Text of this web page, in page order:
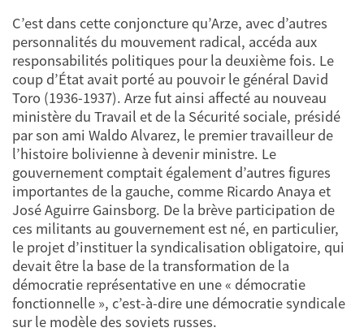
C’est dans cette conjoncture qu’Arze, avec d’autres
personnalités du mouvement radical, accéda aux
responsabilités politiques pour la deuxième fois. Le
coup d’État avait porté au pouvoir le général David
Toro (1936-1937). Arze fut ainsi affecté au nouveau
ministère du Travail et de la Sécurité sociale, présidé
par son ami Waldo Alvarez, le premier travailleur de
l’histoire bolivienne à devenir ministre. Le
gouvernement comptait également d’autres figures
importantes de la gauche, comme Ricardo Anaya et
José Aguirre Gainsborg. De la brève participation de
ces militants au gouvernement est né, en particulier,
le projet d’instituer la syndicalisation obligatoire, qui
devait être la base de la transformation de la
démocratie représentative en une « démocratie
fonctionnelle », c’est-à-dire une démocratie syndicale
sur le modèle des soviets russes.